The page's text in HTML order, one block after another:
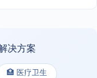
决方案
🏥 医疗卫生